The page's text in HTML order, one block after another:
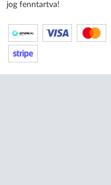
jog fenntartva!